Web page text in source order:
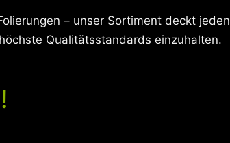
– unser Sortiment deckt
Qualitätsstandards einzuhalten.